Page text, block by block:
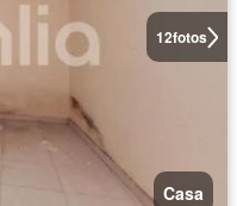
12fotos
Casa